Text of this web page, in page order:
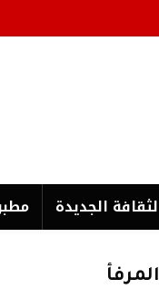
الجدیدة